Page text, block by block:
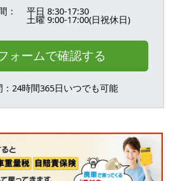
： 平日 8:30-17:30
土曜 9:00-17:00(日祝休日)
ォームで確認する
：24時間365日いつでも可能